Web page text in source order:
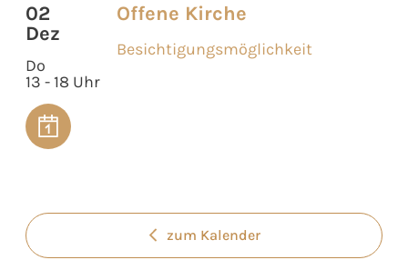
02
Dez
Do
13 - 18 Uhr
Offene Kirche
Besichtigungsmöglichkeit
zum Kalender